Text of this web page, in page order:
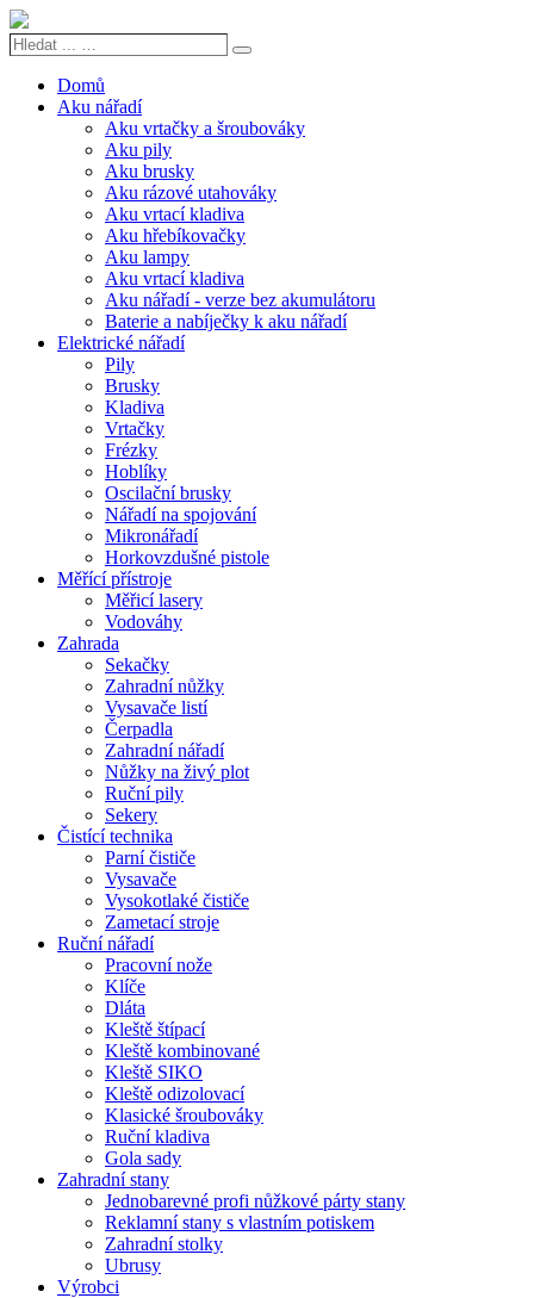
Hledat
Search
Domů
Aku nářadí
Aku vrtačky a šroubováky
Aku pily
Aku brusky
Aku rázové utahováky
Aku vrtací kladiva
Aku hřebíkovačky
Aku lampy
Aku vrtací kladiva
Aku nářadí - verze bez akumulátoru
Baterie a nabíječky k aku nářadí
Elektrické nářadí
Pily
Brusky
Kladiva
Vrtačky
Frézky
Hoblíky
Oscilační brusky
Nářadí na spojování
Mikronářadí
Horkovzdušné pistole
Měřící přístroje
Měřicí lasery
Vodováhy
Zahrada
Sekačky
Zahradní nůžky
Vysavače listí
Čerpadla
Zahradní nářadí
Nůžky na živý plot
Ruční pily
Sekery
Čistící technika
Parní čističe
Vysavače
Vysokotlaké čističe
Zametací stroje
Ruční nářadí
Pracovní nože
Klíče
Dláta
Kleště štípací
Kleště kombinované
Kleště SIKO
Kleště odizolovací
Klasické šroubováky
Ruční kladiva
Gola sady
Zahradní stany
Jednobarevné profi nůžkové párty stany
Reklamní stany s vlastním potiskem
Zahradní stolky
Ubrusy
Výrobci